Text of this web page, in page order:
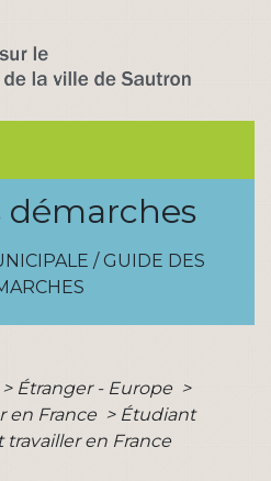
démarches
/ GUIDE DES
> Étranger - Europe >
en France > Étudiant
en France